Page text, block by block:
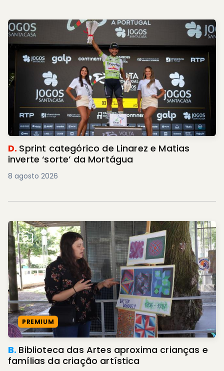
D. Sprint categórico de Linarez e Matias
inverte ‘sorte’ da Mortágua
8 agosto 2026
PREMIUM
B. Biblioteca das Artes aproxima crianças e
famílias da criação artística